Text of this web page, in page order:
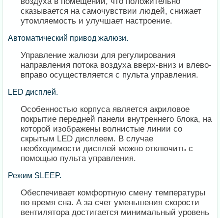
сказывается на самочувствии людей, снижает
утомляемость и улучшает настроение.
Автоматический привод жалюзи.
Управление жалюзи для регулирования
направления потока воздуха вверх-вниз и влево-
вправо осуществляется с пульта управления.
LED дисплей.
Особенностью корпуса является акриловое
покрытие передней панели внутреннего блока, на
которой изображены волнистые линии со
скрытым LED дисплеем. В случае
необходимости дисплей можно отключить с
помощью пульта управления.
Режим SLEEP.
Обеспечивает комфортную смену температуры
во время сна. А за счет уменьшения скорости
вентилятора достигается минимальный уровень